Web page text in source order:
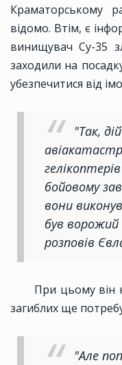
Краматорському
відомо. Втім, є
винищувач Су-35
заходили на
убезпечитися від
"Так,
бойовому
вони
був
розповів
При цьому він
загиблих ще
"Але